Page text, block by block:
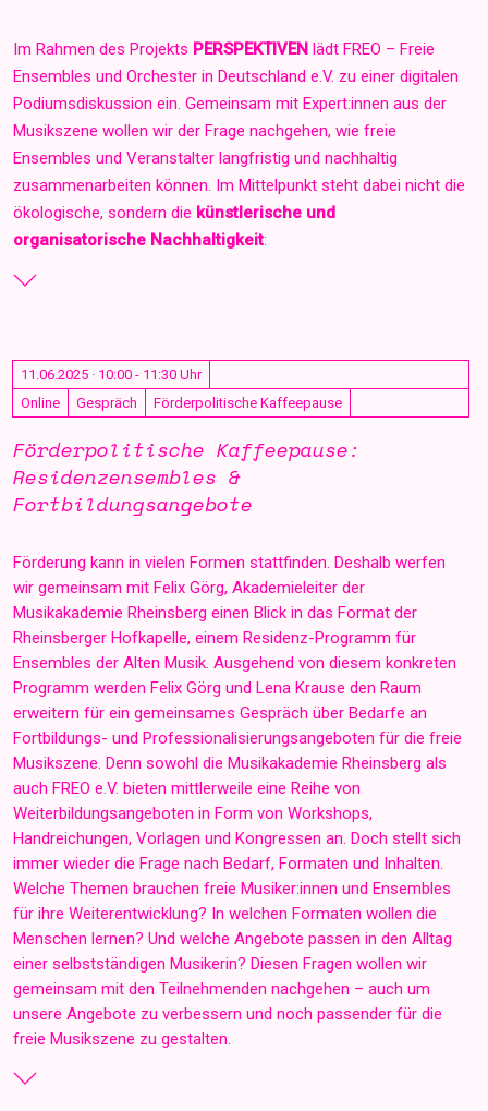
Im Rahmen des Projekts PERSPEKTIVEN lädt FREO – Freie
Ensembles und Orchester in Deutschland e.V. zu einer digitalen
Podiumsdiskussion ein. Gemeinsam mit Expert:innen aus der
Musikszene wollen wir der Frage nachgehen, wie freie
Ensembles und Veranstalter langfristig und nachhaltig
zusammenarbeiten können. Im Mittelpunkt steht dabei nicht die
ökologische, sondern die künstlerische und
organisatorische Nachhaltigkeit:
11.06.2025 · 10:00 - 11:30 Uhr
Online
Gespräch Förderpolitische Kaffeepause
Förderpolitische Kaffeepause:
Residenzensembles &
Fortbildungsangebote
Förderung kann in vielen Formen stattfinden. Deshalb werfen
wir gemeinsam mit Felix Görg, Akademieleiter der
Musikakademie Rheinsberg einen Blick in das Format der
Rheinsberger Hofkapelle, einem Residenz-Programm für
Ensembles der Alten Musik. Ausgehend von diesem konkreten
Programm werden Felix Görg und Lena Krause den Raum
erweitern für ein gemeinsames Gespräch über Bedarfe an
Fortbildungs- und Professionalisierungsangeboten für die freie
Musikszene. Denn sowohl die Musikakademie Rheinsberg als
auch FREO e.V. bieten mittlerweile eine Reihe von
Weiterbildungsangeboten in Form von Workshops,
Handreichungen, Vorlagen und Kongressen an. Doch stellt sich
immer wieder die Frage nach Bedarf, Formaten und Inhalten.
Welche Themen brauchen freie Musiker:innen und Ensembles
für ihre Weiterentwicklung? In welchen Formaten wollen die
Menschen lernen? Und welche Angebote passen in den Alltag
einer selbstständigen Musikerin? Diesen Fragen wollen wir
gemeinsam mit den Teilnehmenden nachgehen – auch um
unsere Angebote zu verbessern und noch passender für die
freie Musikszene zu gestalten.